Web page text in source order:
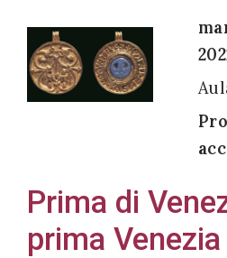
Prima di
prima Venezia
newsletter:
Acconsento
all'uso dei